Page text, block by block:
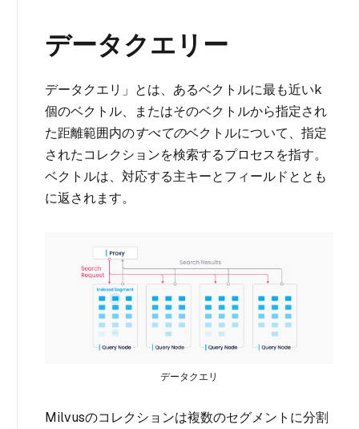
データクエリー
データクエリ」とは、あるベクトルに最も近いk
個のベクトル、またはそのベクトルから指定され
た距離範囲内のすべてのベクトルについて、指定
されたコレクションを検索するプロセスを指す。
ベクトルは、対応する主キーとフィールドととも
に返されます。
データクエリ
Milvusのコレクションは複数のセグメントに分割